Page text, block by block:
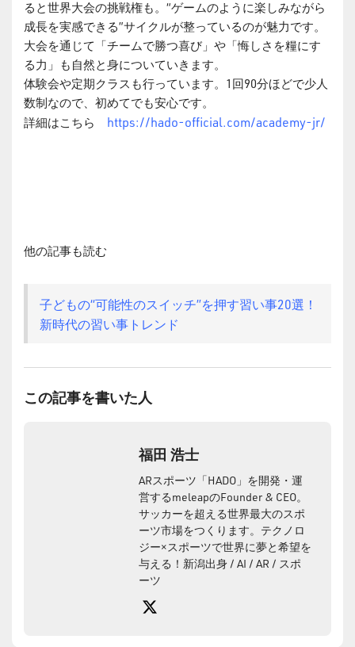
ると世界大会の挑戦権も。“ゲームのように楽しみながら
成長を実感できる”サイクルが整っているのが魅力です。
大会を通じて「チームで勝つ喜び」や「悔しさを糧にす
る力」も自然と身についていきます。
体験会や定期クラスも行っています。1回90分ほどで少人
数制なので、初めてでも安心です。
詳細はこちら https://hado-official.com/academy-jr/
他の記事も読む
子どもの“可能性のスイッチ”を押す習い事20選！
新時代の習い事トレンド
この記事を書いた人
福田 浩士
ARスポーツ「HADO」を開発・運
営するmeleapのFounder & CEO。
サッカーを超える世界最大のスポ
ーツ市場をつくります。テクノロ
ジー×スポーツで世界に夢と希望を
与える！新潟出身 / AI / AR / スポ
ーツ
X